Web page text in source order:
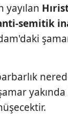
yayılan
semitik
yakında